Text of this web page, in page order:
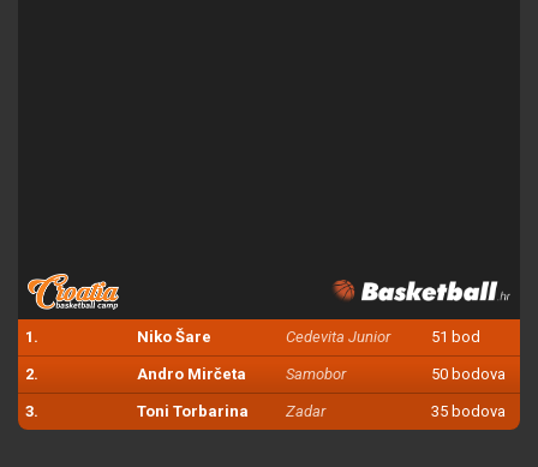
1. Niko Šare Cedevita Junior 51 bod
2. Andro Mirčeta Samobor 50 bodova
3. Toni Torbarina Zadar 35 bodova